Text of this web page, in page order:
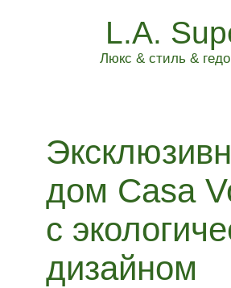
L.A.
Люкс & стиль &
дом Casa
с
дизайном